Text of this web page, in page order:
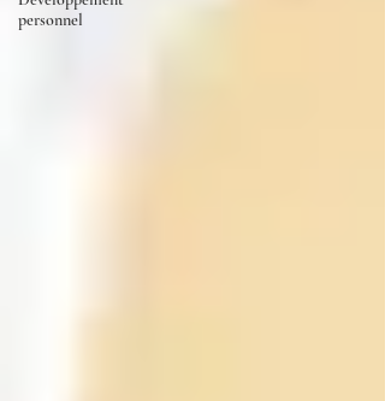
personnel